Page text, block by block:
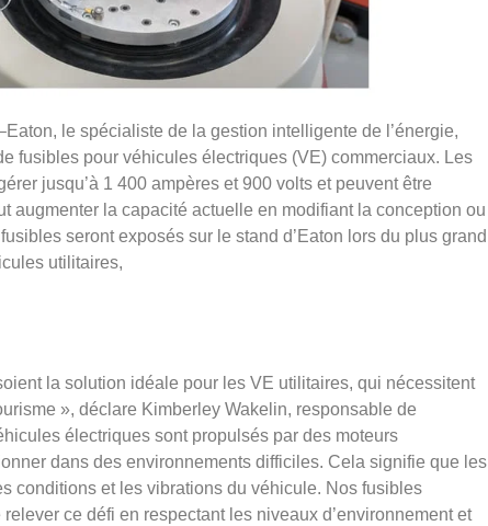
le spécialiste de la gestion intelligente de l’énergie,
fusibles pour véhicules électriques (VE) commerciaux. Les
jusqu’à 1 400 ampères et 900 volts et peuvent être
augmenter la capacité actuelle en modifiant la conception ou
seront exposés sur le stand d’Eaton lors du plus grand
utilitaires,
la solution idéale pour les VE utilitaires, qui nécessitent
», déclare Kimberley Wakelin, responsable de
électriques sont propulsés par des moteurs
dans des environnements difficiles. Cela signifie que les
conditions et les vibrations du véhicule. Nos fusibles
ce défi en respectant les niveaux d’environnement et